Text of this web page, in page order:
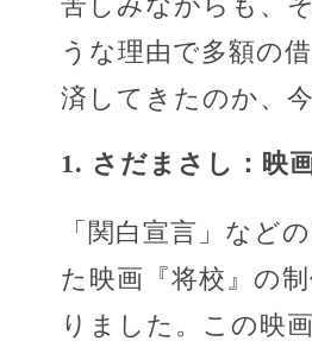
うな理由で多額の
済してきたのか、
1. さだまさし：映
「関白宣言」など
た映画『将校』の
りました。この映